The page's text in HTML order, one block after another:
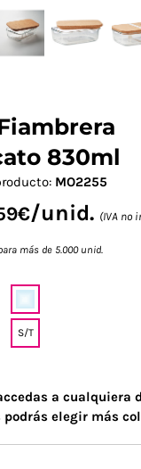
830ml
MO2255
€/unid. (IVA no
más de 5.000 unid.
S/T
a cualquiera
elegir más